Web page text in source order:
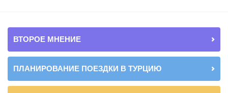
ВТОРОЕ МНЕНИЕ
ПЛАНИРОВАНИЕ ПОЕЗДКИ В ТУРЦИЮ